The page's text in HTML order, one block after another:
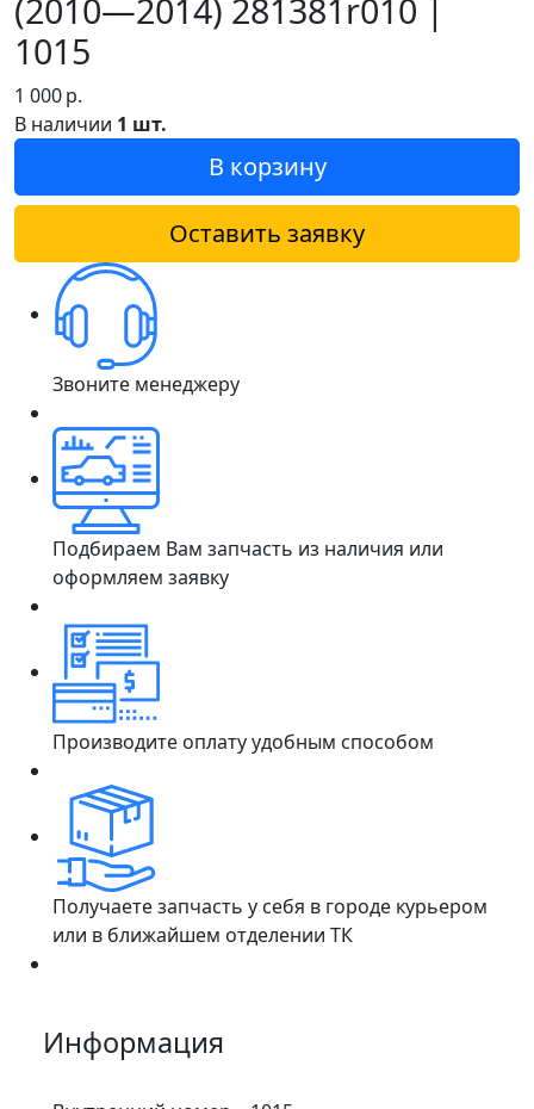
(2010—2014) 281381r010 |
1015
1 000р.
В наличии 1 шт.
В корзину
Оставить заявку
Звоните менеджеру
Подбираем Вам запчасть из наличия или
оформляем заявку
Производите оплату удобным способом
Получаете запчасть у себя в городе курьером
или в ближайшем отделении ТК
Информация